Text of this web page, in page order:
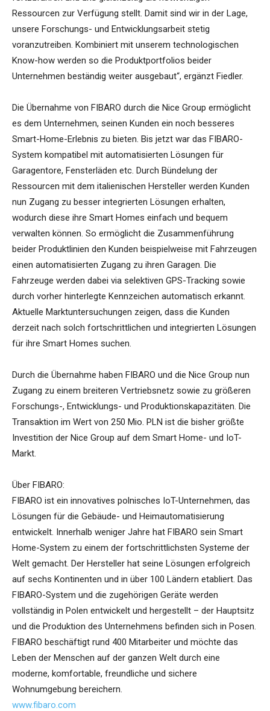
Ressourcen zur Verfügung stellt. Damit sind wir in der Lage,
unsere Forschungs- und Entwicklungsarbeit stetig
voranzutreiben. Kombiniert mit unserem technologischen
Know-how werden so die Produktportfolios beider
Unternehmen beständig weiter ausgebaut“, ergänzt Fiedler.
Die Übernahme von FIBARO durch die Nice Group ermöglicht
es dem Unternehmen, seinen Kunden ein noch besseres
Smart-Home-Erlebnis zu bieten. Bis jetzt war das FIBARO-
System kompatibel mit automatisierten Lösungen für
Garagentore, Fensterläden etc. Durch Bündelung der
Ressourcen mit dem italienischen Hersteller werden Kunden
nun Zugang zu besser integrierten Lösungen erhalten,
wodurch diese ihre Smart Homes einfach und bequem
verwalten können. So ermöglicht die Zusammenführung
beider Produktlinien den Kunden beispielweise mit Fahrzeugen
einen automatisierten Zugang zu ihren Garagen. Die
Fahrzeuge werden dabei via selektiven GPS-Tracking sowie
durch vorher hinterlegte Kennzeichen automatisch erkannt.
Aktuelle Marktuntersuchungen zeigen, dass die Kunden
derzeit nach solch fortschrittlichen und integrierten Lösungen
für ihre Smart Homes suchen.
Durch die Übernahme haben FIBARO und die Nice Group nun
Zugang zu einem breiteren Vertriebsnetz sowie zu größeren
Forschungs-, Entwicklungs- und Produktionskapazitäten. Die
Transaktion im Wert von 250 Mio. PLN ist die bisher größte
Investition der Nice Group auf dem Smart Home- und IoT-
Markt.
Über FIBARO:
FIBARO ist ein innovatives polnisches IoT-Unternehmen, das
Lösungen für die Gebäude- und Heimautomatisierung
entwickelt. Innerhalb weniger Jahre hat FIBARO sein Smart
Home-System zu einem der fortschrittlichsten Systeme der
Welt gemacht. Der Hersteller hat seine Lösungen erfolgreich
auf sechs Kontinenten und in über 100 Ländern etabliert. Das
FIBARO-System und die zugehörigen Geräte werden
vollständig in Polen entwickelt und hergestellt – der Hauptsitz
und die Produktion des Unternehmens befinden sich in Posen.
FIBARO beschäftigt rund 400 Mitarbeiter und möchte das
Leben der Menschen auf der ganzen Welt durch eine
moderne, komfortable, freundliche und sichere
Wohnumgebung bereichern.
www.fibaro.com